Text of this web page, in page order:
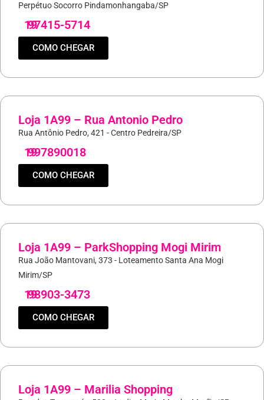
Perpétuo Socorro Pindamonhangaba/SP
19
97415-5714
COMO CHEGAR
Loja 1A99 – Rua Antonio Pedro
Rua Antônio Pedro, 421 - Centro Pedreira/SP
19
997890018
COMO CHEGAR
Loja 1A99 – ParkShopping Mogi Mirim
Rua João Mantovani, 373 - Loteamento Santa Ana Mogi
Mirim/SP
19
98903-3473
COMO CHEGAR
Loja 1A99 – Marilia Shopping